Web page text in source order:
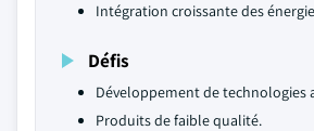
Intégration croissante des
Défis
Développement de technologies
Produits de faible qualité.